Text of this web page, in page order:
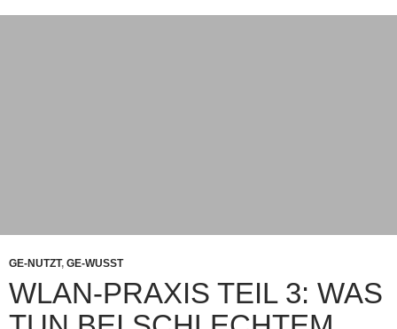
GE-NUTZT, GE-WUSST
WLAN-PRAXIS TEIL 3: WAS